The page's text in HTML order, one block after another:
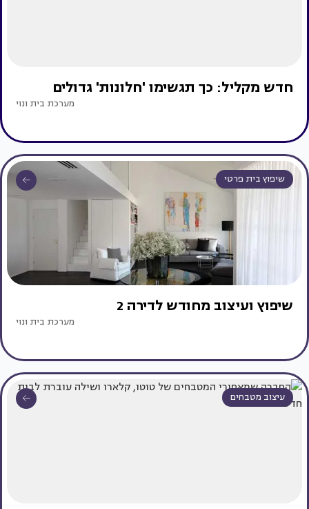
חדש מקליל: כך תגשימו 'חלונות' גדולים
מערכת בית ונוי
שיפוץ בית פרטי
שיפוץ ועיצוב מחודש לדירה 2
מערכת בית ונוי
עיצוב מטבחים